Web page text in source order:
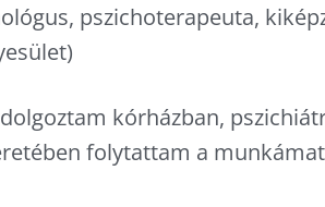
pszichoterapeuta,
kórházban,
folytattam a